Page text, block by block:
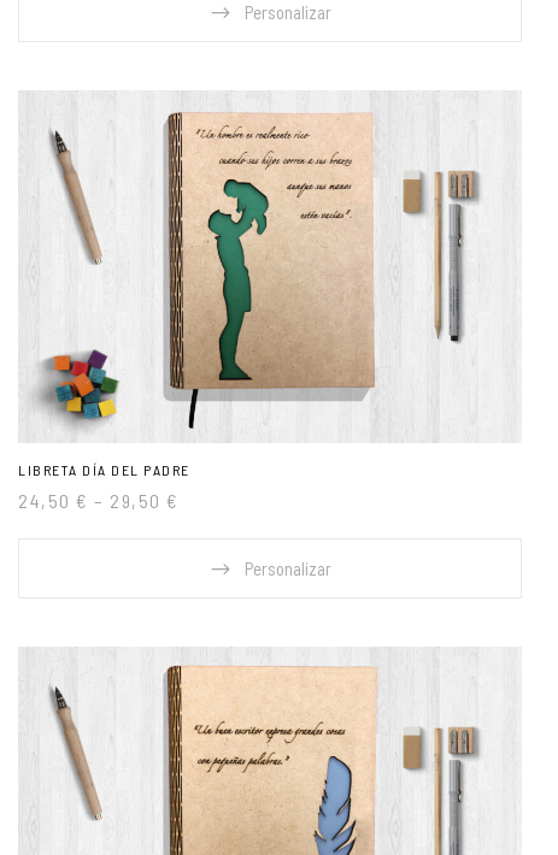
Personalizar
LIBRETA DÍA DEL PADRE
24,50 € – 29,50 €
Personalizar